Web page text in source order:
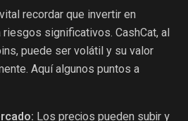
recordar que invertir en
significativos. CashCat, al
puede ser volátil y su valor
Aquí algunos puntos a
Los precios pueden subir y